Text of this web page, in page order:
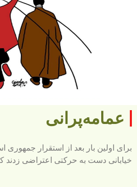
عمامه‌پرانی
برای اولین بار بعد از استقرار
خیابانی دست به حرکتی اعتراضی زدند